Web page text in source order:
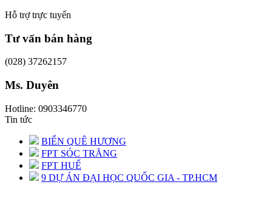
Hỗ trợ trực tuyến
Tư vấn bán hàng
(028) 37262157
Ms. Duyên
Hotline: 0903346770
Tin tức
BIỂN QUÊ HƯƠNG
FPT SÓC TRĂNG
FPT HUẾ
9 DỰ ÁN ĐẠI HỌC QUỐC GIA - TP.HCM